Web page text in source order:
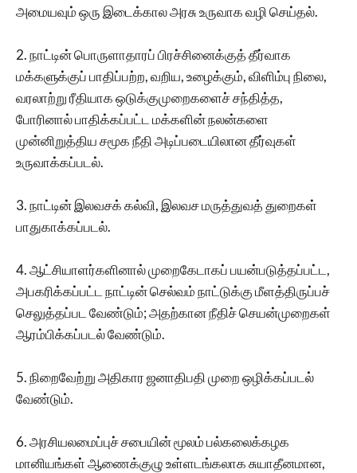
அமையவும் ஒரு இடைக்கால அரசு உருவாக வழி செய்தல்.
2. நாட்டின் பொருளாதாரப் பிரச்சினைக்குத் தீர்வாக
மக்களுக்குப் பாதிப்பற்ற, வறிய, உழைக்கும், விளிம்பு நிலை,
வரலாற்று ரீதியாக ஒடுக்குமுறைகளைச் சந்தித்த,
போரினால் பாதிக்கப்பட்ட‌ மக்களின் நலன்களை
முன்னிறுத்திய சமூக நீதி அடிப்படையிலான தீர்வுகள்
உருவாக்கப்படல்.
3. நாட்டின் இலவசக் கல்வி, இலவச மருத்துவத் துறைகள்
பாதுகாக்கப்படல்.
4. ஆட்சியாளர்களினால் முறைகேடாகப் பயன்படுத்தப்பட்ட,
அபகரிக்கப்பட்ட நாட்டின் செல்வம் நாட்டுக்கு மீளத்திருப்பச்
செலுத்தப்பட வேண்டும்; அதற்கான நீதிச் செயன்முறைகள்
ஆரம்பிக்கப்படல் வேண்டும்.
5. நிறைவேற்று அதிகார ஜனாதிபதி முறை ஒழிக்கப்படல்
வேண்டும்.
6. அரசியலமைப்புச் சபையின் மூலம் பல்கலைக்கழக
மானியங்கள் ஆணைக்குழு உள்ளடங்கலாக‌ சுயாதீனமான,